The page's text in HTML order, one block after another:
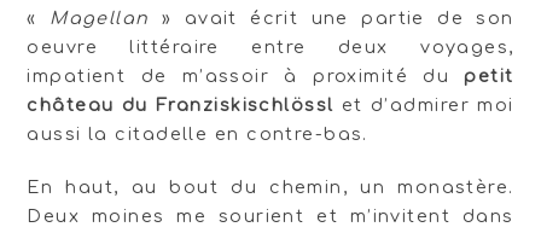
« Magellan
» avait écrit une partie de son
oeuvre littéraire entre deux voyages,
impatient de m’assoir à proximité dupetit
château du Franziskischlössl et d’admirer moi
aussi la citadelle en contre-bas.
En haut, au bout du chemin, un monastère.
Deux moines me sourient et m’invitent dans